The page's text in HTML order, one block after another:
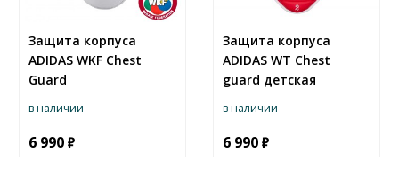
Защита корпуса
ADIDAS WKF Chest
Guard
в наличии
6 990
Защита корпуса
ADIDAS WT Chest
guard детская
в наличии
6 990